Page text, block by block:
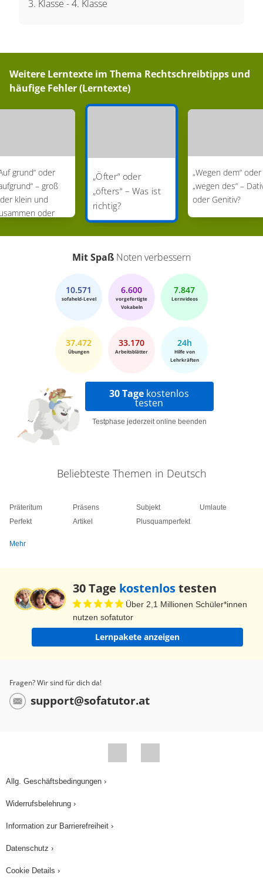
3. Klasse -4. Klasse
Weitere Lerntexte im Thema Rechtschreibtipps und
häufige Fehler (Lerntexte)
grund“ oder
– groß
klein und
oder
„Öfter“ oder
„öfters“ – Was ist
richtig?
„Wegen dem“ oder
„wegen des“ –
oder Genitiv?
Mit Spaß Noten verbessern
10.571
sofaheld-Level
6.600
vorgefertigte
Vokabeln
7.847
Lernvideos
37.472
Übungen
33.170
Arbeitsblätter
24h
Hilfe von
Lehrkräften
30 Tage kostenlos
testen
Testphase jederzeit online beenden
Beliebteste Themen in Deutsch
Präteritum
Perfekt
Präsens
Artikel
Subjekt
Plusquamperfekt
Umlaute
Mehr
30 Tage kostenlostesten
Über 2,1 Millionen Schüler*innen
nutzen sofatutor
Lernpakete anzeigen
Fragen? Wir sind für dich da!
support@sofatutor.at
Allg. Geschäftsbedingungen ›
Widerrufsbelehrung ›
Information zur Barrierefreiheit ›
Datenschutz ›
Cookie Details ›